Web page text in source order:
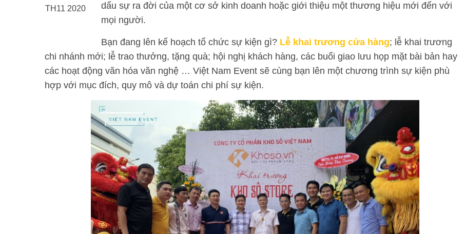
TH11 2020
dấu sự ra đời của một cơ sở kinh doanh hoặc giới thiệu một thương hiệu mới đến với
mọi người.
Bạn đang lên kế hoạch tổ chức sự kiện gì? Lễ khai trương cửa hàng; lễ khai trương
chi nhánh mới; lễ trao thưởng, tặng quà; hội nghị khách hàng, các buổi giao lưu họp mặt bài bản hay
các hoạt động văn hóa văn nghệ … Việt Nam Event sẽ cùng bạn lên một chương trình sự kiện phù
hợp với mục đích, quy mô và dự toán chi phí sự kiện.